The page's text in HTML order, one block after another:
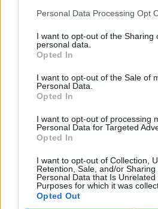
Personal Data Processing Opt
I want to opt-out of the Sharing
personal data.
Opted In
I want to opt-out of the Sale of
Personal Data.
Opted In
I want to opt-out of processing
Personal Data for Targeted
Opted In
I want to opt-out of Collection,
Retention, Sale, and/or Sharing
Personal Data that Is Unrelated
Purposes for which it was
Opted Out
Potok Bylanka v Pardubicích
chce, aby Povodí Labe vyčistilo
5.8.2026 10:26 | PARDUBICE (ČTK)
Diskuse: 1
Povodí Labe. Organizace ale
dělala už v červnu a další zásah v tuto